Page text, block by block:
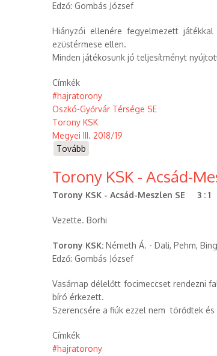
Edző: Gombás József
Hiányzói ellenére fegyelmezett
ezüstérmese ellen.
Minden játékosunk jó teljesítményt
Címkék
#hajratorony
Oszkó-Győrvár Térsége SE
Torony KSK
Megyei III. 2018/19
Tovább
Térsége
SE
-
Torony
(2018.11.18))
Torony KSK - Acsád-
Torony KSK - Acsád-Meszlen SE 3 :
Vezette. Borhi
Torony KSK: Németh Á. - Dali, Pehm,
Edző: Gombás József
Vasárnap délelőtt focimeccset rendezni
bíró érkezett.
Szerencsére a fiúk ezzel nem törődtek
Címkék
#hajratorony